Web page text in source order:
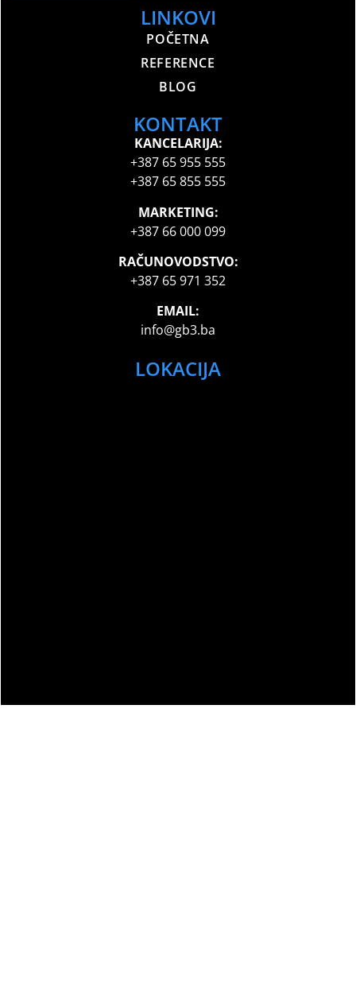
LINKOVI
POČETNA
REFERENCE
BLOG
KONTAKT
KANCELARIJA:
+387 65 955 555
+387 65 855 555
MARKETING:
+387 66 000 099
RAČUNOVODSTVO:
+387 65 971 352
EMAIL:
info@gb3.ba
LOKACIJA